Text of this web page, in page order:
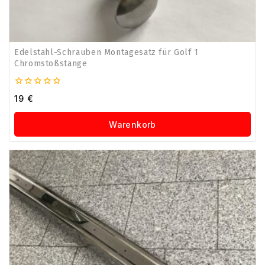
Edelstahl-Schrauben Montagesatz für Golf 1
Chromstoßstange
0
von
5
19 €
Warenkorb